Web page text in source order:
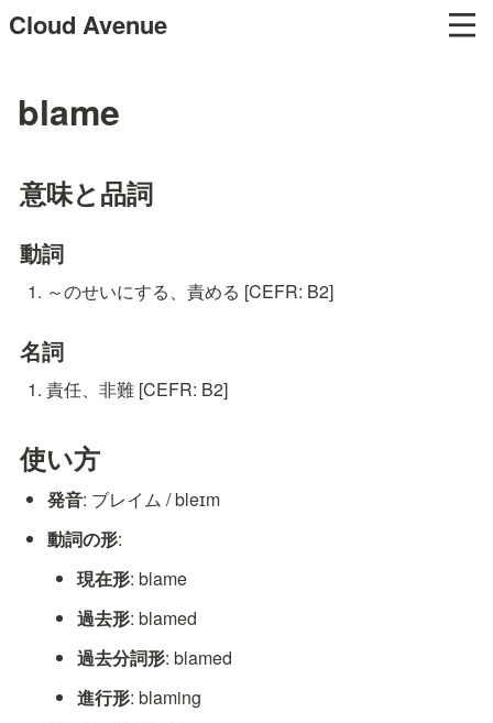
Cloud Avenue
blame
意味と品詞
動詞
～のせいにする、責める [CEFR: B2]
名詞
責任、非難 [CEFR: B2]
使い方
発音: ブレイム / bleɪm
動詞の形:
現在形: blame
過去形: blamed
過去分詞形: blamed
進行形: blaming